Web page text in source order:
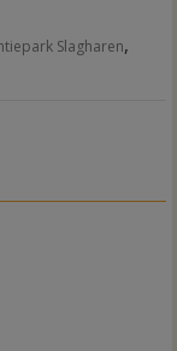
Slagharen,